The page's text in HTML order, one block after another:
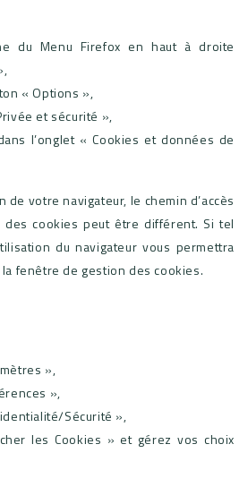
du Menu Firefox en haut à droite
« Options »,
et sécurité »,
l’onglet « Cookies et données de
votre navigateur, le chemin d’accès
cookies peut être différent. Si tel
du navigateur vous permettra
fenêtre de gestion des cookies.
»,
»,
Sécurité »,
les Cookies » et gérez vos choix